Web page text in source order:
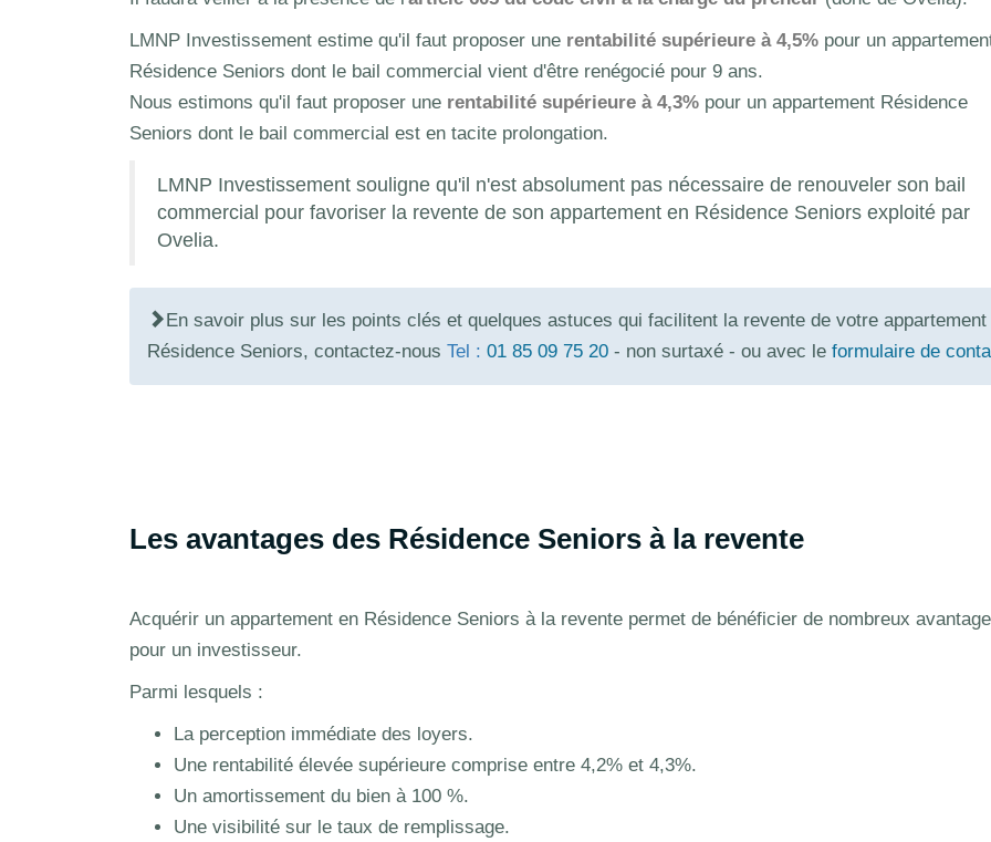
LMNP Investissement estime qu'il faut proposer une rentabilité supérieure à 4,5% pour un
Résidence Seniors dont le bail commercial vient d'être renégocié pour 9 ans.
Nous estimons qu'il faut proposer une rentabilité supérieure à 4,3% pour un appartement Résidence
Seniors dont le bail commercial est en tacite prolongation.
LMNP Investissement souligne qu'il n'est absolument pas nécessaire de renouveler son bail
commercial pour favoriser la revente de son appartement en Résidence Seniors exploité par
Ovelia.
En savoir plus sur les points clés et quelques astuces qui facilitent la revente de votre appartement
Résidence Seniors, contactez-nous Tel : 01 85 09 75 20 - non surtaxé - ou avec le formulaire de
Les avantages des Résidence Seniors à la revente
Acquérir un appartement en Résidence Seniors à la revente permet de bénéficier de nombreux
pour un investisseur.
Parmi lesquels :
La perception immédiate des loyers.
Une rentabilité élevée supérieure comprise entre 4,2% et 4,3%.
Un amortissement du bien à 100 %.
Une visibilité sur le taux de remplissage.